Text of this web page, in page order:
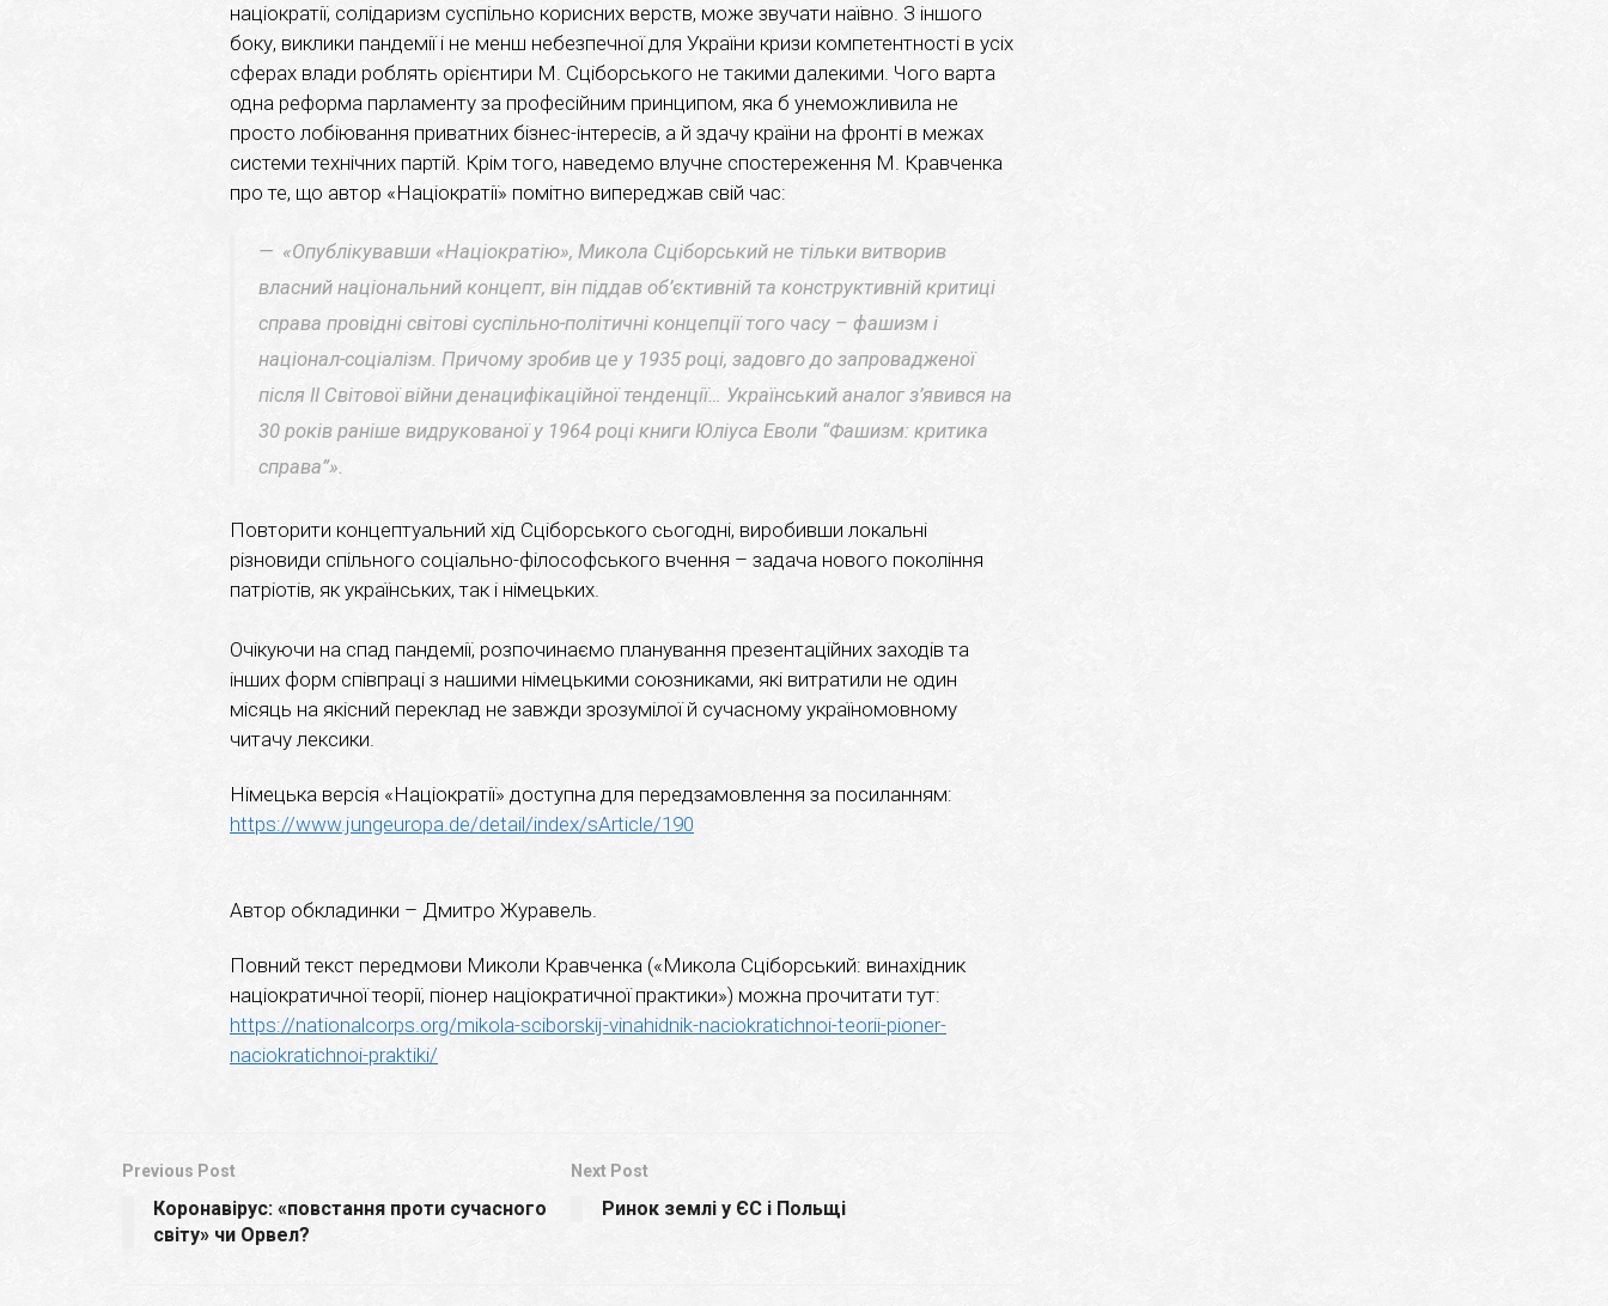
націократії, солідаризм суспільно корисних верств, може звучати наївно. З іншого
боку, виклики пандемії і не менш небезпечної для України кризи компетентності в усіх
сферах влади роблять орієнтири М. Сціборського не такими далекими. Чого варта
одна реформа парламенту за професійним принципом, яка б унеможливила не
просто лобіювання приватних бізнес-інтересів, а й здачу країни на фронті в межах
системи технічних партій. Крім того, наведемо влучне спостереження М. Кравченка
про те, що автор «Націократії» помітно випереджав свій час:
«Опублікувавши «Націократію», Микола Сціборський не тільки витворив
власний національний концепт, він піддав об’єктивній та конструктивній критиці
справа провідні світові суспільно-політичні концепції того часу – фашизм і
націонал-соціалізм. Причому зробив це у 1935 році, задовго до запровадженої
після ІІ Світової війни денацифікаційної тенденції… Український аналог з’явився на
30 років раніше видрукованої у 1964 році книги Юліуса Еволи “Фашизм: критика
справа”».
Повторити концептуальний хід Сціборського сьогодні, виробивши локальні
різновиди спільного соціально-філософського вчення – задача нового покоління
патріотів, як українських, так і німецьких.
Очікуючи на спад пандемії, розпочинаємо планування презентаційних заходів та
інших форм співпраці з нашими німецькими союзниками, які витратили не один
місяць на якісний переклад не завжди зрозумілої й сучасному україномовному
читачу лексики.
Німецька версія «Націократії» доступна для передзамовлення за посиланням:
https://www.jungeuropa.de/detail/index/sArticle/190
Автор обкладинки – Дмитро Журавель.
Повний текст передмови Миколи Кравченка («Микола Сціборський: винахідник
націократичної теорії, піонер націократичної практики») можна прочитати тут:
https://nationalcorps.org/mikola-sciborskij-vinahidnik-naciokratichnoi-teorii-pioner-
naciokratichnoi-praktiki/
Previous Post
Коронавірус: «повстання проти сучасного
світу» чи Орвел?
Next Post
Ринок землі у ЄС і Польщі